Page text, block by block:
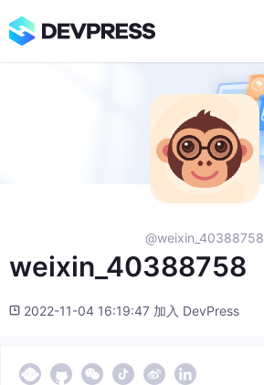
@weixin_40388758
weixin_40388758
2022-11-04 16:19:47 加入 DevPress